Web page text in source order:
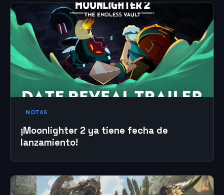
NOTAS
¡Moonlighter 2 ya tiene fecha de
lanzamiento!